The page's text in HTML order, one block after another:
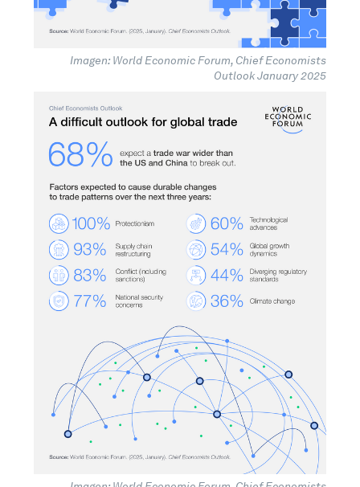
Imagen: World Economic Forum, Chief Economists
Outlook January 2025